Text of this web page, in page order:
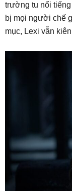
trường tu nổi
bị mọi người chế
mục, Lexi vẫn